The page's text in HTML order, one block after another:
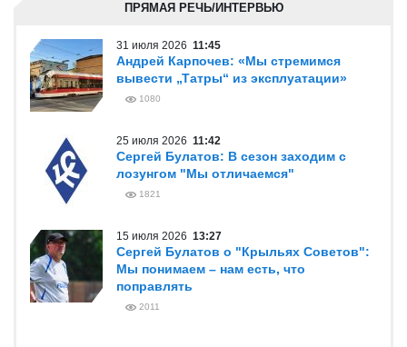
ПРЯМАЯ РЕЧЬ/ИНТЕРВЬЮ
31 июля 2026 11:45
Андрей Карпочев: «Мы стремимся
вывести „Татры“ из эксплуатации»
1080
25 июля 2026 11:42
Сергей Булатов: В сезон заходим с
лозунгом "Мы отличаемся"
1821
15 июля 2026 13:27
Сергей Булатов о "Крыльях Советов":
Мы понимаем – нам есть, что
поправлять
2011